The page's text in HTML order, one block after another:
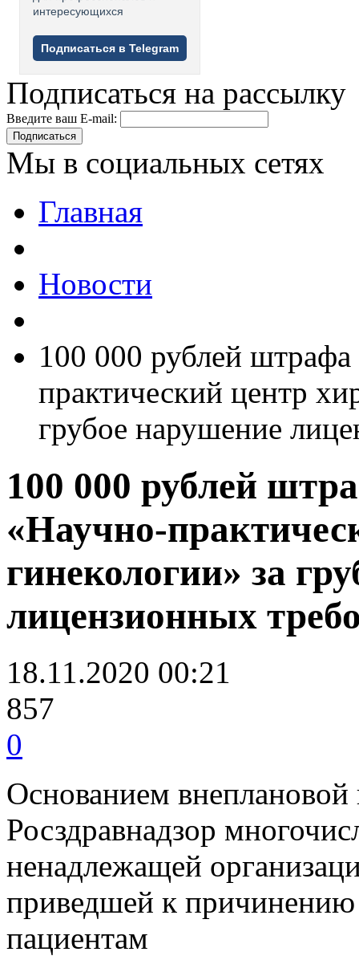
интересующихся
Подписаться в Telegram
Подписаться на рассылку
Введите ваш E-mail:
Подписаться
Мы в социальных сетях
Главная
Новости
100 000 рублей
практический центр
грубое нарушение
100 000 рублей
«Научно-
гинекологии» за
лицензионных
18.11.2020 00:21
857
0
Основанием внеплановой
Росздравнадзор
ненадлежащей
приведшей к
пациентам